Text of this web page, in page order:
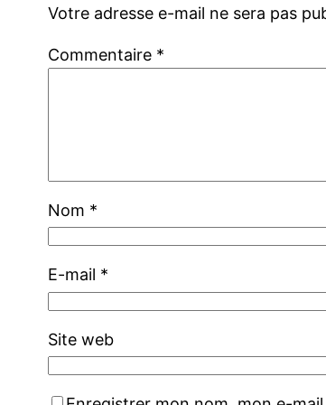
Votre adresse e-mail ne sera pas
Commentaire *
Nom *
E-mail *
Site web